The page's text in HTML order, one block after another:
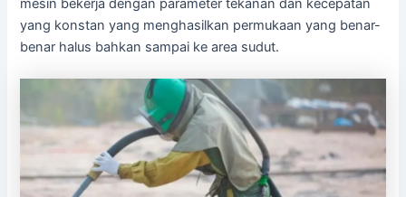
mesin bekerja dengan parameter tekanan dan kecepatan
yang konstan yang menghasilkan permukaan yang benar-
benar halus bahkan sampai ke area sudut.